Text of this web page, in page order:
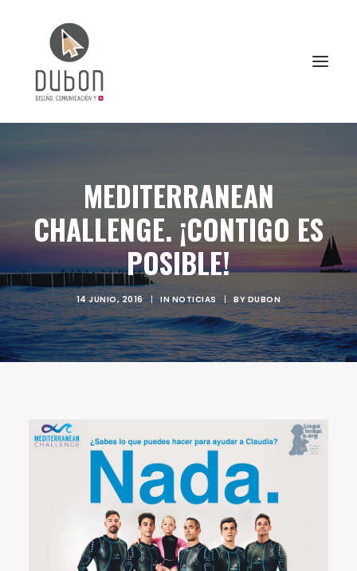
CONÓCENOS
SERVICIOS
PROYECTOS
CONTACTO
SEARCH
MEDITERRANEAN
CHALLENGE. ¡CONTIGO ES
POSIBLE!
14 JUNIO, 2016 | INNOTICIAS | BYDUBON